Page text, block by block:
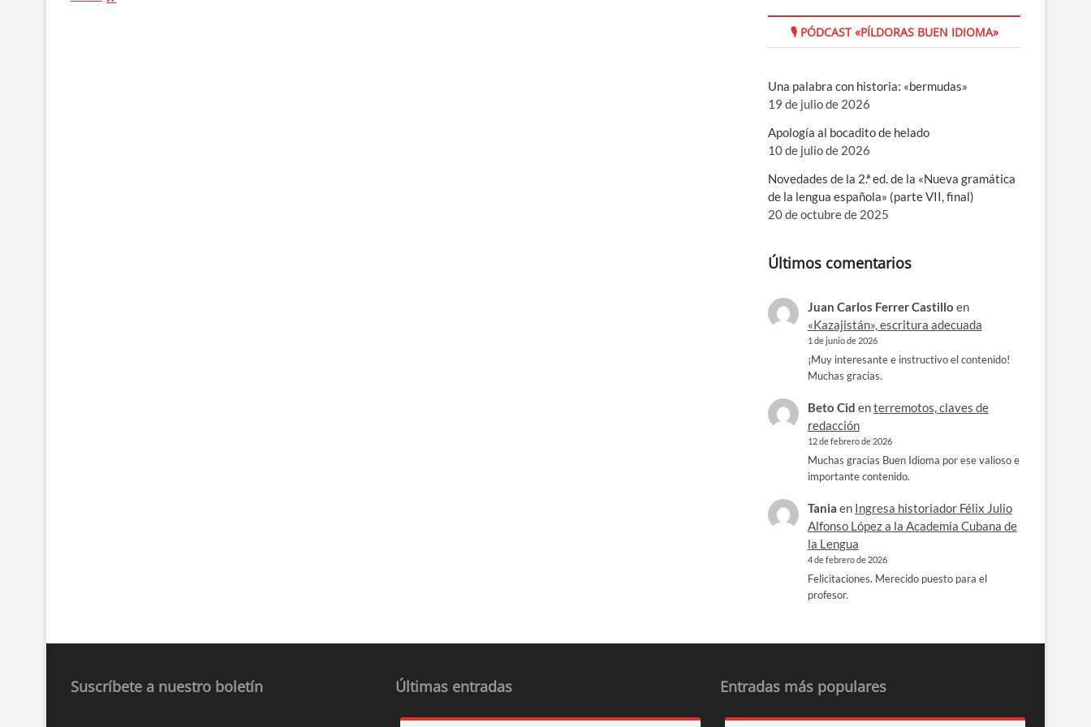
🎙 PÓDCAST «PÍLDORAS BUEN IDIOMA»
Una palabra con historia: «bermudas»
19 de julio de 2026
Apología al bocadito de helado
10 de julio de 2026
Novedades de la 2.ª ed. de la «Nueva gramática
de la lengua española» (parte VII, final)
20 de octubre de 2025
Últimos comentarios
Juan Carlos Ferrer Castillo en
«Kazajistán», escritura adecuada
1 de junio de 2026
¡Muy interesante e instructivo el contenido!
Muchas gracias.
Beto Cid enterremotos, claves de
redacción
12 de febrero de 2026
Muchas gracias Buen Idioma por ese valioso e
importante contenido.
Tania en Ingresa historiador Félix Julio
Alfonso López a la Academia Cubana de
la Lengua
4 de febrero de 2026
Felicitaciones. Merecido puesto para el
profesor.
Suscríbete a nuestro boletín Últimas entradas Entradas más populares